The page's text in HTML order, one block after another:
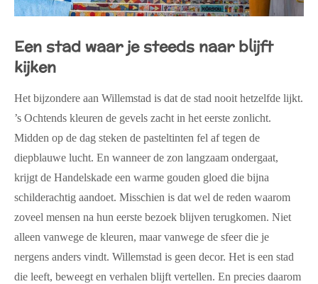
Een stad waar je steeds naar blijft
kijken
Het bijzondere aan Willemstad is dat de stad nooit hetzelfde lijkt.
’s Ochtends kleuren de gevels zacht in het eerste zonlicht.
Midden op de dag steken de pasteltinten fel af tegen de
diepblauwe lucht. En wanneer de zon langzaam ondergaat,
krijgt de Handelskade een warme gouden gloed die bijna
schilderachtig aandoet. Misschien is dat wel de reden waarom
zoveel mensen na hun eerste bezoek blijven terugkomen. Niet
alleen vanwege de kleuren, maar vanwege de sfeer die je
nergens anders vindt. Willemstad is geen decor. Het is een stad
die leeft, beweegt en verhalen blijft vertellen. En precies daarom